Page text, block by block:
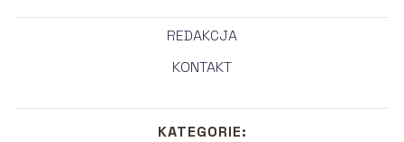
REDAKCJA
KONTAKT
KATEGORIE: